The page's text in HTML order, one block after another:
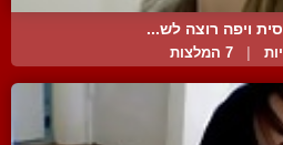
ויפה רוצה לש...
7 המלצות